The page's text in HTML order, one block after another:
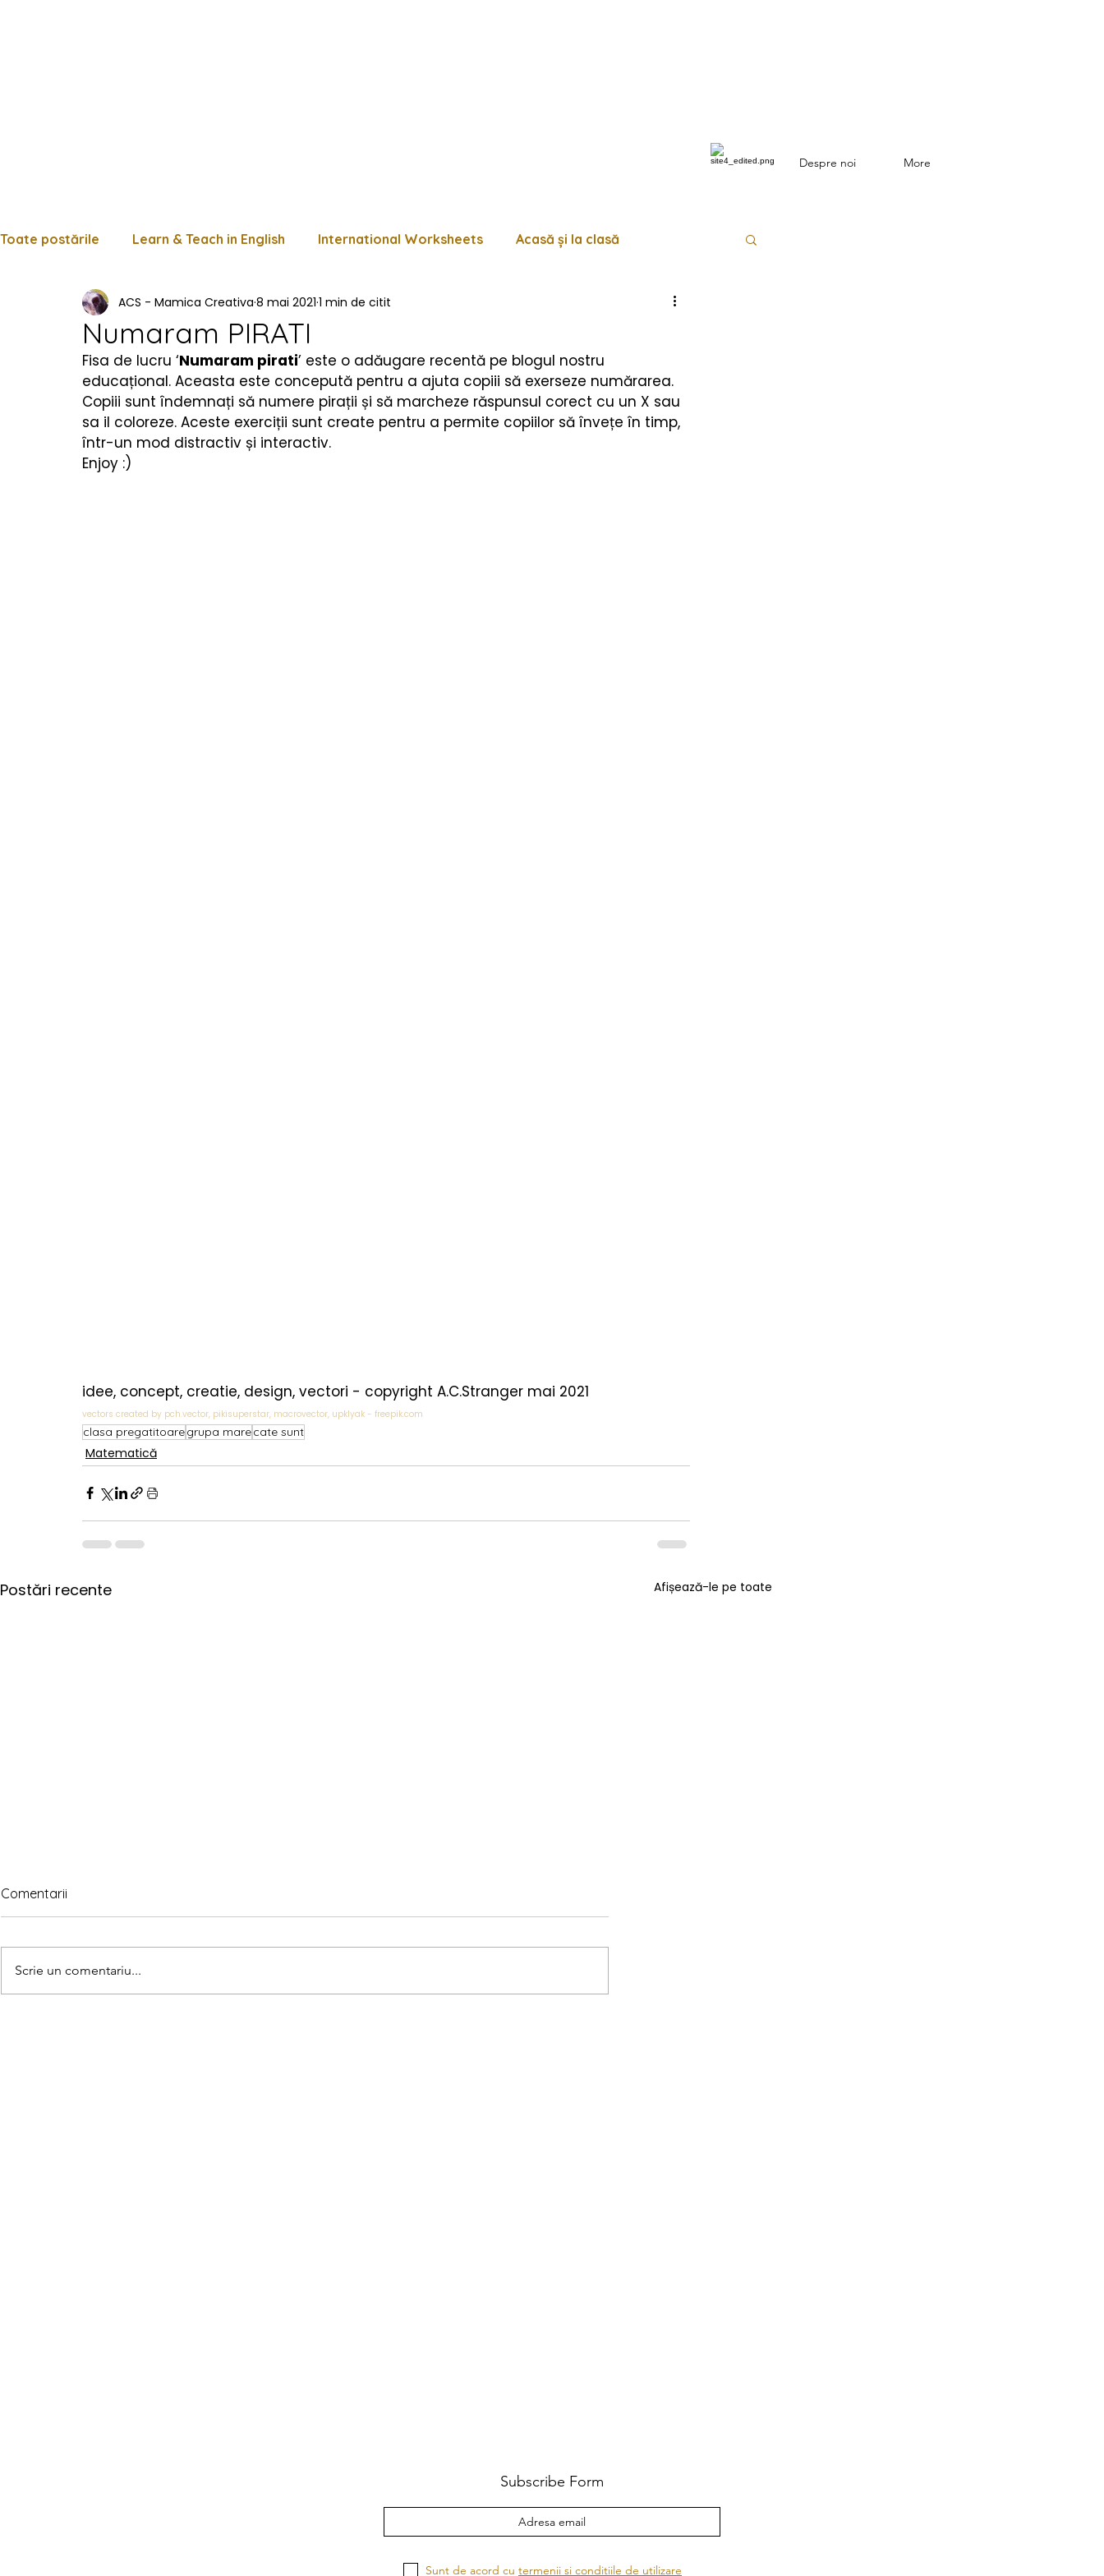
Despre noi More
Toate postările Learn & Teach in English International Worksheets Acasă și la clasă
Limba română Matematică Istorie Fișe de lucru diverse Trasează
Cărți copii Poezii & povești Termeni utilizare Fizica Muzică Clasică
Numaram PIRATI
ACS - Mamica Creativa 8 mai 2021 1 min de citit
Fisa de lucru ‘Numaram pirati’ este o adăugare recentă pe blogul nostru
educațional. Aceasta este concepută pentru a ajuta copiii să exerseze numărarea.
Copiii sunt îndemnați să numere pirații și să marcheze răspunsul corect cu un X sau
sa il coloreze. Aceste exerciții sunt create pentru a permite copiilor să învețe în timp,
într-un mod distractiv și interactiv.
Enjoy :)
idee, concept, creatie, design, vectori - copyright A.C.Stranger mai 2021
vectors created by pch.vector, pikisuperstar, macrovector, upklyak - freepik.com
clasa pregatitoaregrupa marecate sunt
Matematică
Postări recente Afișează-le pe toate
Matematica din umbră
Comentarii
Scrie un comentariu...
Subscribe Form
Sunt de acord cu termenii si conditiile de utilizare